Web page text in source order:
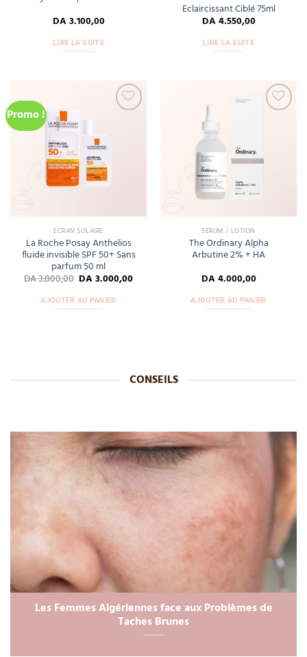
DA3.100,00
LIRE LA SUITE
Eclaircissant Ciblé 75ml
DA4.550,00
LIRE LA SUITE
Promo !
ECRAN SOLAIRE
La Roche Posay Anthelios
fluide invisible SPF 50+ Sans
parfum 50 ml
DA3.800,00 DA3.000,00
AJOUTER AU PANIER
SÉRUM / LOTION
The Ordinary Alpha
Arbutine 2% + HA
DA4.000,00
AJOUTER AU PANIER
CONSEILS
Les Femmes Algériennes face aux Problèmes de
Taches Brunes